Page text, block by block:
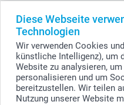
Diese Webseite
Technologien
Wir verwenden Cookies
künstliche Intelligenz), um
Website zu analysieren,
personalisieren und um
bereitzustellen. Wir teilen
Nutzung unserer Website
© smartphoto
Alle Preise verstehen sich in